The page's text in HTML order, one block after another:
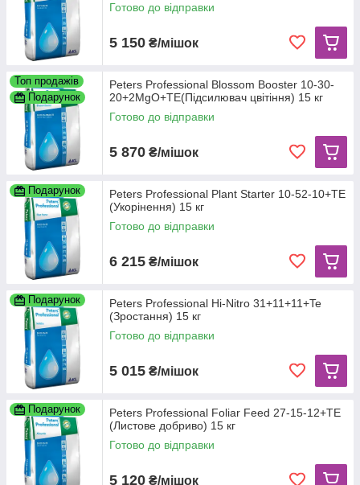
Готово до відправки
5 150 ₴/мішок
Топ продажів
Подарунок
Peters Professional Blossom Booster 10-30-
20+2MgO+TE(Підсилювач цвітіння) 15 кг
Готово до відправки
5 870 ₴/мішок
Подарунок
Peters Professional Plant Starter 10-52-10+TE
(Укорінення) 15 кг
Готово до відправки
6 215 ₴/мішок
Подарунок
Peters Professional Hi-Nitro 31+11+11+Te
(Зростання) 15 кг
Готово до відправки
5 015 ₴/мішок
Подарунок
Peters Professional Foliar Feed 27-15-12+TE
(Листове добриво) 15 кг
Готово до відправки
5 120 ₴/мішок